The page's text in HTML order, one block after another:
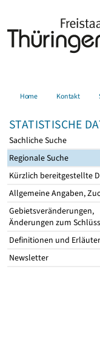
Home Kontakt
STATISTISCHE
Sachliche Suche
Regionale Suche
Kürzlich bereitgestellte
Allgemeine Angaben,
Gebietsveränderungen,
Änderungen zum
Definitionen und
Newsletter